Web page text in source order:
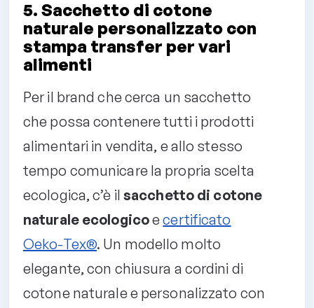
5. Sacchetto di cotone
naturale personalizzato con
stampa transfer per vari
alimenti
Per il brand che cerca un sacchetto
che possa contenere tutti i prodotti
alimentari in vendita, e allo stesso
tempo comunicare la propria scelta
ecologica, c’è ilsacchetto di cotone
naturale ecologicoecertificato
Oeko-Tex®. Un modello molto
elegante, con chiusura a cordini di
cotone naturale e personalizzato con